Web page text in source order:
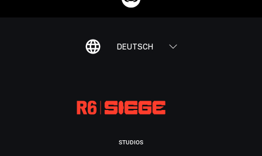
DEUTSCH
STUDIOS